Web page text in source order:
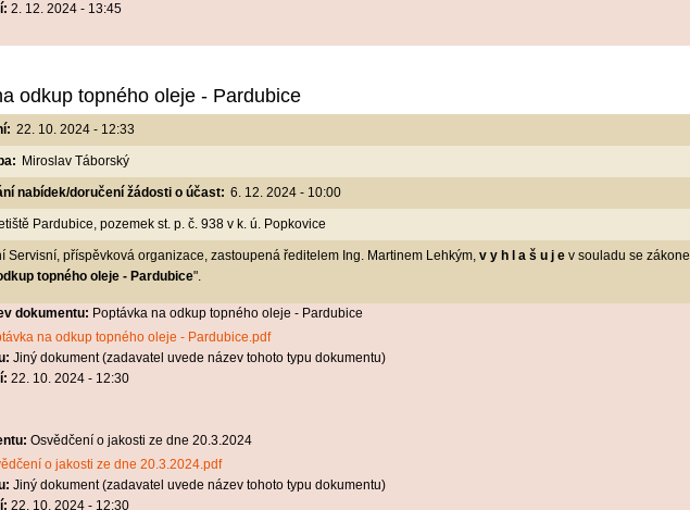
2. 12. 2024 - 13:45
odkup topného oleje - Pardubice
22. 10. 2024 - 12:33
Miroslav Táborský
nabídek/doručení žádosti o účast: 6. 12. 2024 - 10:00
Pardubice, pozemek st. p. č. 938 v k. ú. Popkovice
Servisní, příspěvková organizace, zastoupená ředitelem Ing. Martinem Lehkým, v y h l a š u j e v souladu se
topného oleje - Pardubice".
dokumentu: Poptávka na odkup topného oleje - Pardubice
na odkup topného oleje - Pardubice.pdf
Jiný dokument (zadavatel uvede název tohoto typu dokumentu)
22. 10. 2024 - 12:30
Osvědčení o jakosti ze dne 20.3.2024
o jakosti ze dne 20.3.2024.pdf
Jiný dokument (zadavatel uvede název tohoto typu dokumentu)
22. 10. 2024 - 12:30